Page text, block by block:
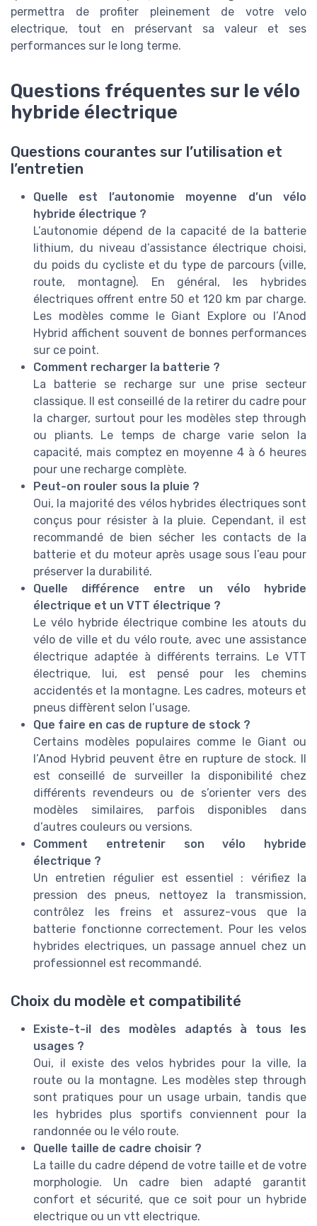
permettra de profiter pleinement de votre velo
electrique, tout en préservant sa valeur et ses
performances sur le long terme.
Questions fréquentes sur le vélo
hybride électrique
Questions courantes sur l’utilisation et
l’entretien
Quelle est l’autonomie moyenne d’un vélo
hybride électrique ?
L’autonomie dépend de la capacité de la batterie
lithium, du niveau d’assistance électrique choisi,
du poids du cycliste et du type de parcours (ville,
route, montagne). En général, les hybrides
électriques offrent entre 50 et 120 km par charge.
Les modèles comme le Giant Explore ou l’Anod
Hybrid affichent souvent de bonnes performances
sur ce point.
Comment recharger la batterie ?
La batterie se recharge sur une prise secteur
classique. Il est conseillé de la retirer du cadre pour
la charger, surtout pour les modèles step through
ou pliants. Le temps de charge varie selon la
capacité, mais comptez en moyenne 4 à 6 heures
pour une recharge complète.
Peut-on rouler sous la pluie ?
Oui, la majorité des vélos hybrides électriques sont
conçus pour résister à la pluie. Cependant, il est
recommandé de bien sécher les contacts de la
batterie et du moteur après usage sous l’eau pour
préserver la durabilité.
Quelle différence entre un vélo hybride
électrique et un VTT électrique ?
Le vélo hybride électrique combine les atouts du
vélo de ville et du vélo route, avec une assistance
électrique adaptée à différents terrains. Le VTT
électrique, lui, est pensé pour les chemins
accidentés et la montagne. Les cadres, moteurs et
pneus diffèrent selon l’usage.
Que faire en cas de rupture de stock ?
Certains modèles populaires comme le Giant ou
l’Anod Hybrid peuvent être en rupture de stock. Il
est conseillé de surveiller la disponibilité chez
différents revendeurs ou de s’orienter vers des
modèles similaires, parfois disponibles dans
d’autres couleurs ou versions.
Comment entretenir son vélo hybride
électrique ?
Un entretien régulier est essentiel : vérifiez la
pression des pneus, nettoyez la transmission,
contrôlez les freins et assurez-vous que la
batterie fonctionne correctement. Pour les velos
hybrides electriques, un passage annuel chez un
professionnel est recommandé.
Choix du modèle et compatibilité
Existe-t-il des modèles adaptés à tous les
usages ?
Oui, il existe des velos hybrides pour la ville, la
route ou la montagne. Les modèles step through
sont pratiques pour un usage urbain, tandis que
les hybrides plus sportifs conviennent pour la
randonnée ou le vélo route.
Quelle taille de cadre choisir ?
La taille du cadre dépend de votre taille et de votre
morphologie. Un cadre bien adapté garantit
confort et sécurité, que ce soit pour un hybride
electrique ou un vtt electrique.